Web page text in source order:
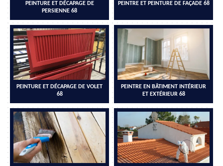
PEINTURE ET DÉCAPAGE DE
PERSIENNE 68
PEINTRE ET PEINTURE DE FAÇADE 68
PEINTURE ET DÉCAPAGE DE VOLET
68
PEINTRE EN BÂTIMENT INTÉRIEUR
ET EXTÉRIEUR 68